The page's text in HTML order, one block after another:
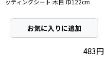
ッティングシート 木目 巾122cm
お気に入りに追加
483円